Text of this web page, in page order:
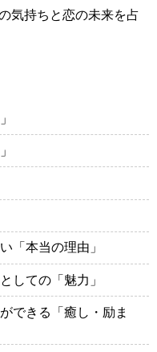
気持ちと恋の未来を占
「本当の理由」
しての「魅力」
できる「癒し・励ま